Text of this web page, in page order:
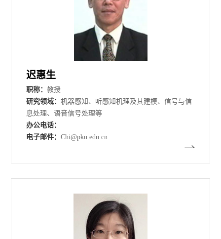
迟惠生
职称：教授
研究领域：机器感知、听感知机理及其建模、信号与信
息处理、语音信号处理等
办公电话：
电子邮件：Chi@pku.edu.cn